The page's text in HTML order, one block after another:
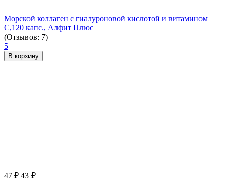
Морской коллаген с гиалуроновой кислотой и витамином
С,120 капс., Алфит Плюс
(Отзывов: 7)
5
В корзину
47 ₽ 43 ₽